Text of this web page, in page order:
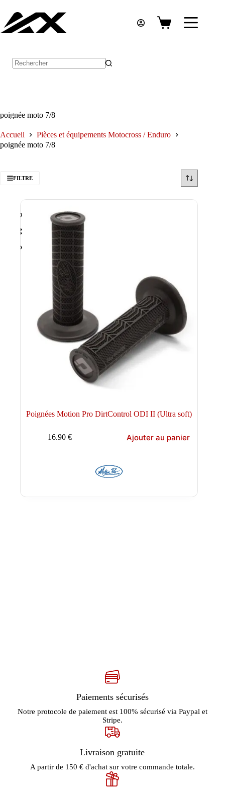
contenu
Panier
poignée moto 7/8
Accueil
Pièces et équipements Motocross / Enduro
poignée moto 7/8
FILTRE
Poignées Motion Pro DirtControl ODI II (Ultra soft)
16.90€ Ajouter au panier
Paiements sécurisés
Notre protocole de paiement est 100% sécurisé via Paypal et
Stripe.
Livraison gratuite
A partir de 150 € d'achat sur votre commande totale.